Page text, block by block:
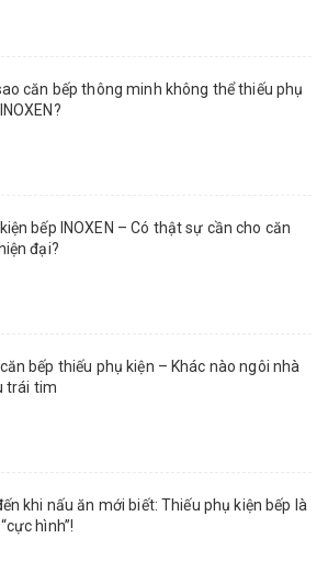
căn bếp thông minh không thể thiếu phụ
bếp INOXEN – Có thật sự cần cho căn
đại?
bếp thiếu phụ kiện – Khác nào ngôi nhà
trái tim
khi nấu ăn mới biết: Thiếu phụ kiện bếp là
hình”!